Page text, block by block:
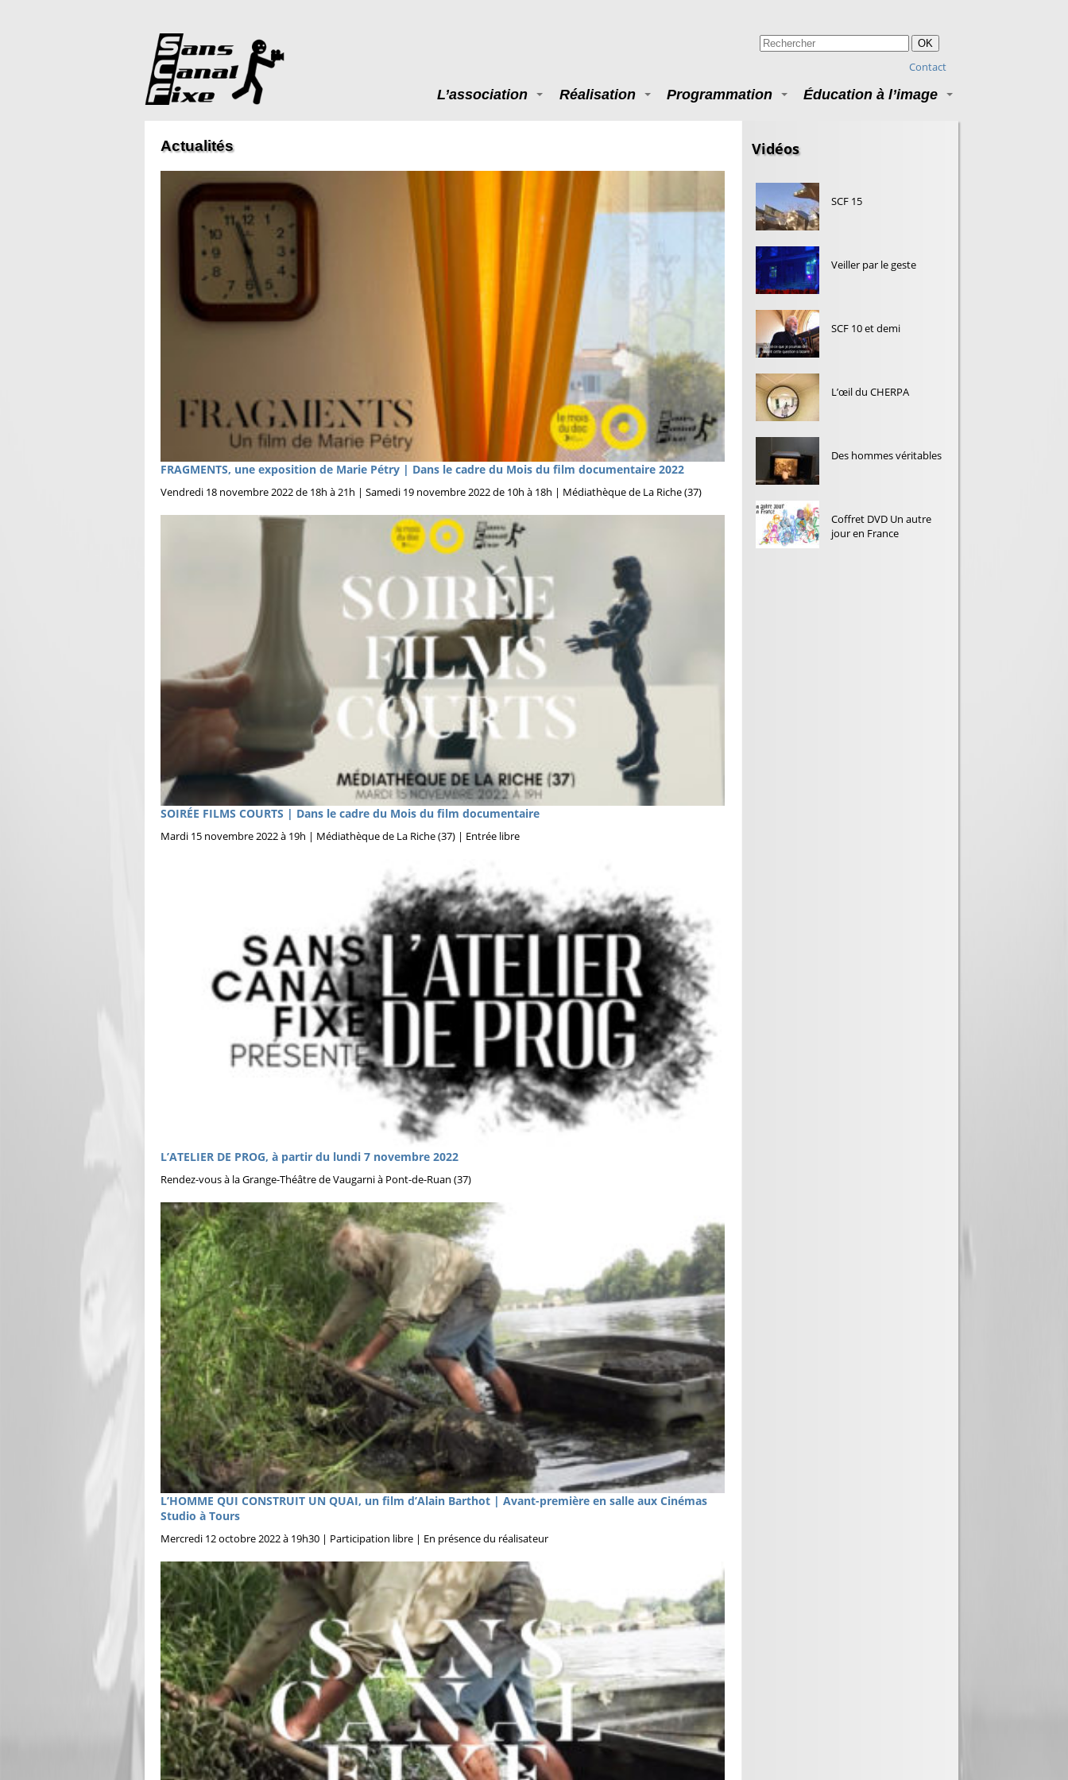
OK
Contact
L’association Réalisation Programmation Éducation à l’image
Actualités
FRAGMENTS, une exposition de Marie Pétry | Dans le cadre du Mois du film documentaire 2022
Vendredi 18 novembre 2022 de 18h à 21h | Samedi 19 novembre 2022 de 10h à 18h | Médiathèque de La Riche (37)
SOIRÉE FILMS COURTS | Dans le cadre du Mois du film documentaire
Mardi 15 novembre 2022 à 19h | Médiathèque de La Riche (37) | Entrée libre
L’ATELIER DE PROG, à partir du lundi 7 novembre 2022
Rendez-vous à la Grange-Théâtre de Vaugarni à Pont-de-Ruan (37)
L’HOMME QUI CONSTRUIT UN QUAI, un film d’Alain Barthot | Avant-première en salle aux Cinémas
Studio à Tours
Mercredi 12 octobre 2022 à 19h30 | Participation libre | En présence du réalisateur
Vidéos
SCF 15
Veiller par le geste
SCF 10 et demi
L’œil du CHERPA
Des hommes véritables
Coffret DVD Un autre
jour en France